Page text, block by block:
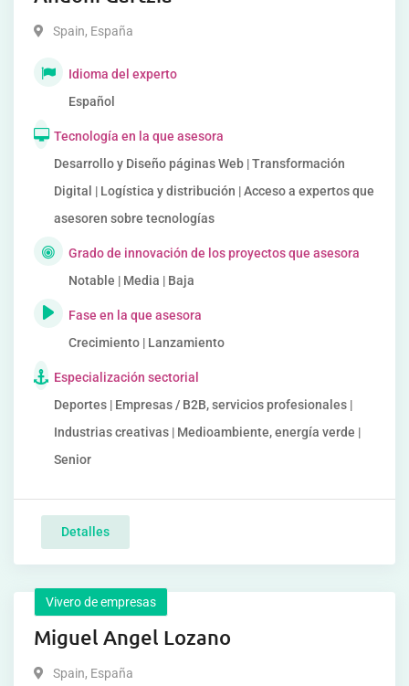
Spain, España
Idioma del experto
Español
Tecnología en la que asesora
Desarrollo y Diseño páginas Web | Transformación
Digital | Logística y distribución | Acceso a expertos que
asesoren sobre tecnologías
Grado de innovación de los proyectos que asesora
Notable | Media | Baja
Fase en la que asesora
Crecimiento | Lanzamiento
Especialización sectorial
Deportes | Empresas / B2B, servicios profesionales |
Industrias creativas | Medioambiente, energía verde |
Senior
Detalles
Vivero de empresas
Miguel Angel Lozano
Spain, España